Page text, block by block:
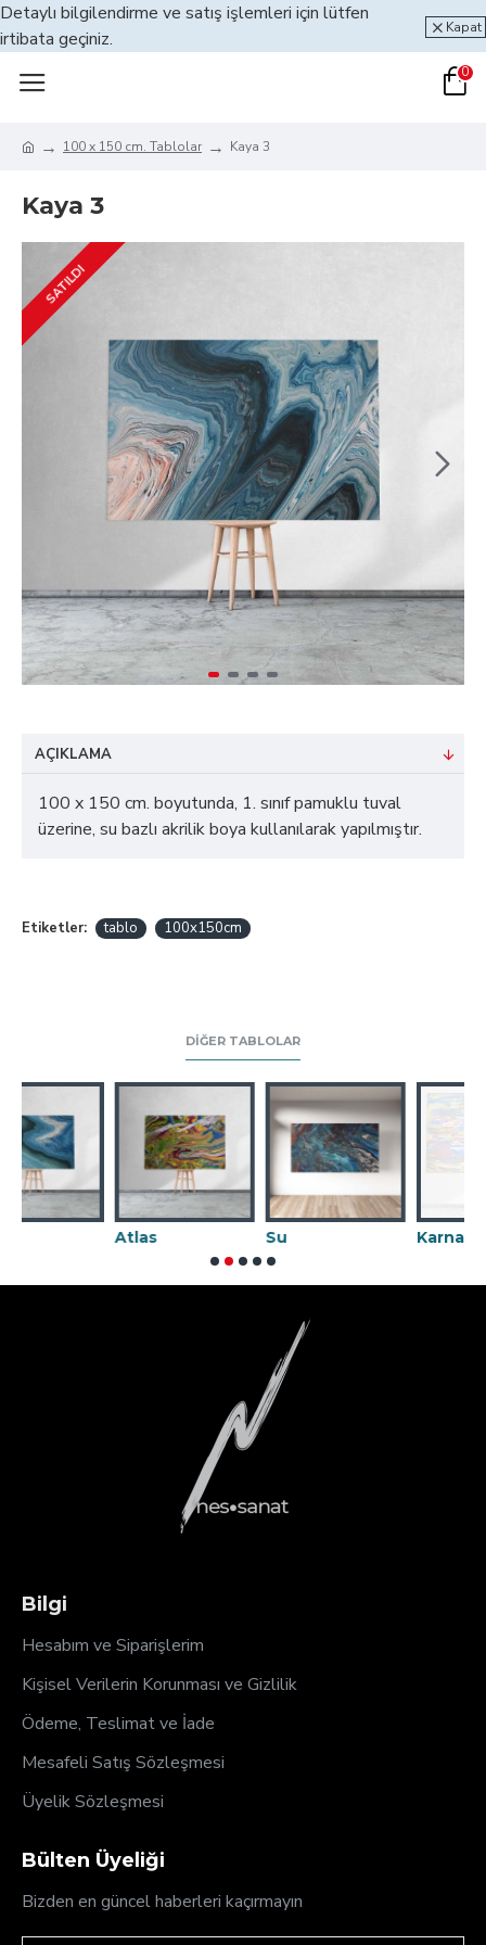
Detaylı bilgilendirme ve satış işlemleri için lütfen
irtibata geçiniz.
Kapat
0
100 x 150 cm. Tablolar Kaya 3
Kaya 3
SATILDI
AÇIKLAMA
100 x 150 cm. boyutunda, 1. sınıf pamuklu tuval
üzerine, su bazlı akrilik boya kullanılarak yapılmıştır.
Etiketler: tablo 100x150cm
DIĞER TABLOLAR
Karnaval 02
Bilgi
Hesabım ve Siparişlerim
Kişisel Verilerin Korunması ve Gizlilik
Ödeme, Teslimat ve İade
Mesafeli Satış Sözleşmesi
Üyelik Sözleşmesi
Bülten Üyeliği
Bizden en güncel haberleri kaçırmayın